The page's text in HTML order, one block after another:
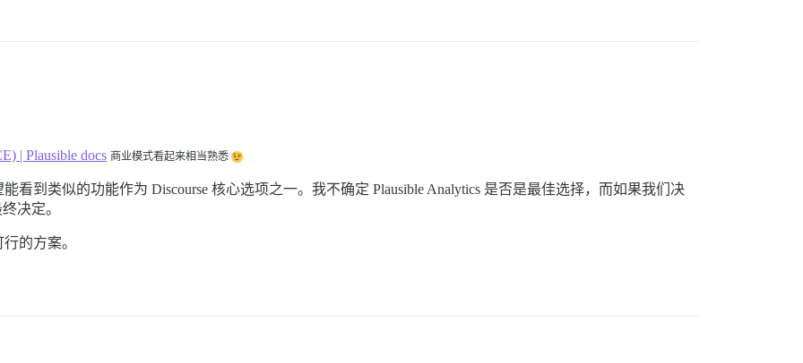
| Plausible docs 商业模式看起来相当熟悉
看到类似的功能作为 Discourse 核心选项之一。我不确定 Plausible Analytics 是否是最佳选择，而如果我们决
决定。
的方案。